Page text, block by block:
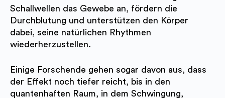
Schallwellen das Gewebe an, fördern die
Durchblutung und unterstützen den Körper
dabei, seine natürlichen Rhythmen
wiederherzustellen.
Einige Forschende gehen sogar davon aus, dass
der Effekt noch tiefer reicht, bis in den
quantenhaften Raum, in dem Schwingung,